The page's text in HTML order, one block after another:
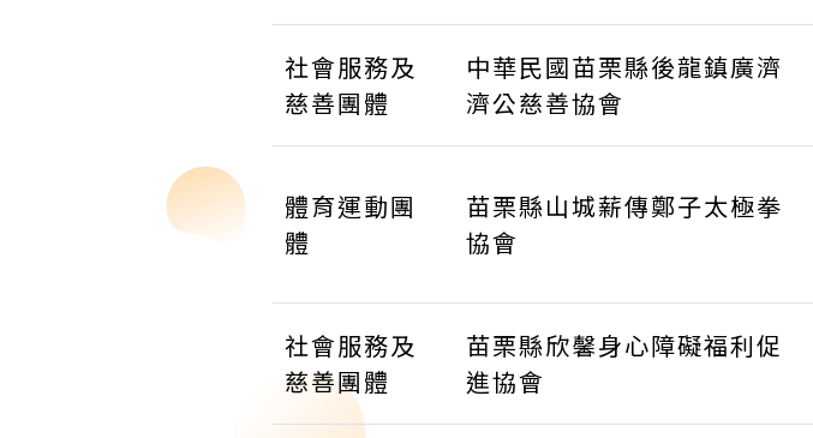
社會服務及
慈善團體
中華民國苗栗縣後龍鎮廣濟
濟公慈善協會
體育運動團
體
苗栗縣山城薪傳鄭子太極拳
協會
社會服務及
慈善團體
苗栗縣欣馨身心障礙福利促
進協會